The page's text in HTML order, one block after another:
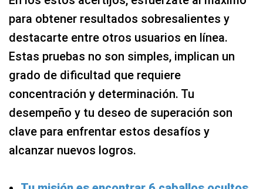
para obtener resultados sobresalientes y
destacarte entre otros usuarios en línea.
grado de dificultad que requiere
concentración y determinación. Tu
desempeño y tu deseo de superación son
clave para enfrentar estos desafíos y
alcanzar nuevos logros.